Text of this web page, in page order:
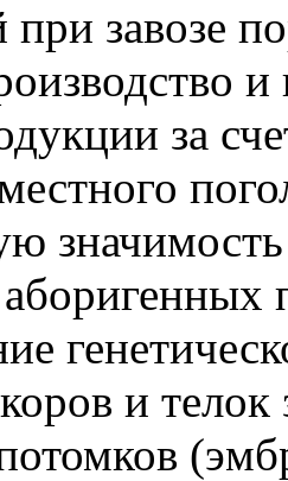
при завозе
за
и телок